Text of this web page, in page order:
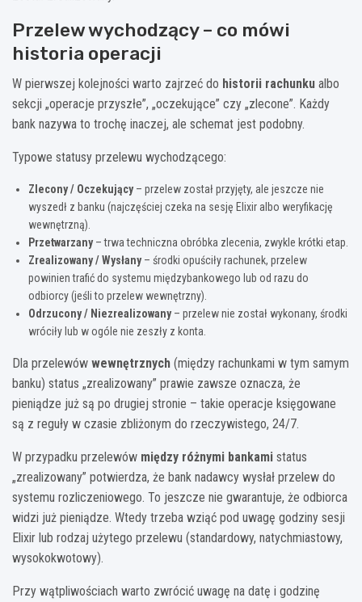
Przelew wychodzący – co mówi
historia operacji
W pierwszej kolejności warto zajrzeć do historii rachunku albo
sekcji „operacje przyszłe”, „oczekujące” czy „zlecone”. Każdy
bank nazywa to trochę inaczej, ale schemat jest podobny.
Typowe statusy przelewu wychodzącego:
Zlecony / Oczekujący– przelew został przyjęty, ale jeszcze nie
wyszedł z banku (najczęściej czeka na sesję Elixir albo weryfikację
wewnętrzną).
Przetwarzany– trwa techniczna obróbka zlecenia, zwykle krótki etap.
Zrealizowany / Wysłany– środki opuściły rachunek, przelew
powinien trafić do systemu międzybankowego lub od razu do
odbiorcy (jeśli to przelew wewnętrzny).
Odrzucony / Niezrealizowany– przelew nie został wykonany, środki
wróciły lub w ogóle nie zeszły z konta.
Dla przelewów wewnętrznych (między rachunkami w tym samym
banku) status „zrealizowany” prawie zawsze oznacza, że
pieniądze już są po drugiej stronie – takie operacje księgowane
są z reguły w czasie zbliżonym do rzeczywistego, 24/7.
W przypadku przelewów między różnymi bankami status
„zrealizowany” potwierdza, że bank nadawcy wysłał przelew do
systemu rozliczeniowego. To jeszcze nie gwarantuje, że odbiorca
widzi już pieniądze. Wtedy trzeba wziąć pod uwagę godziny sesji
Elixir lub rodzaj użytego przelewu (standardowy, natychmiastowy,
wysokokwotowy).
Przy wątpliwościach warto zwrócić uwagę na datę i godzinę